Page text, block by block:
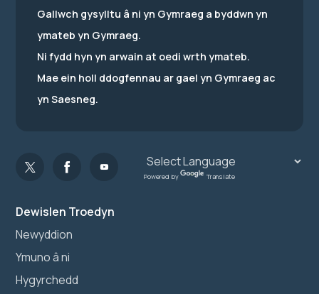
Dewislen Troedyn
Newyddion
Ymuno â ni
Hygyrchedd
Gallwch gysylltu â ni yn Gymraeg a byddwn yn
ymateb yn Gymraeg.
Ni fydd hyn yn arwain at oedi wrth ymateb.
Mae ein holl ddogfennau ar gael yn Gymraeg ac
yn Saesneg.
Powered by Translate